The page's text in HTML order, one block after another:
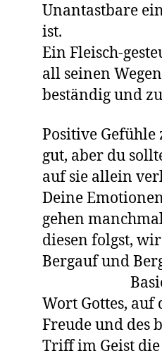
Unantastbare
ist.
Ein Fleisch-
all seinen
beständig und
Positive Gefühle
gut, aber du
auf sie allein
Deine
gehen
diesen folgst,
Bergauf und
Basiere
Wort Gottes, auf
Freude und des
Triff im Geist